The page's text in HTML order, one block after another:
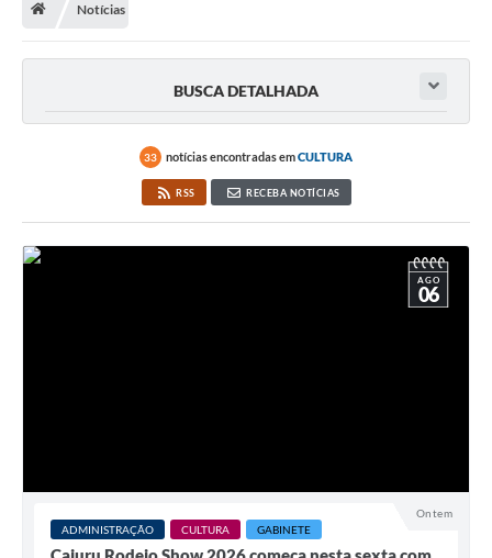
Notícias
BUSCA DETALHADA
33 notícias encontradas emCULTURA
RSS RECEBA NOTÍCIAS
Ontem
AGO
06
ADMINISTRAÇÃO CULTURA GABINETE